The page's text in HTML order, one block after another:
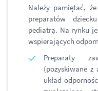
Należy pamiętać,
preparatów
pediatrą. Na rynku
wspierających
Preparaty
(pozyskiwane
układ